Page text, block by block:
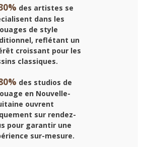
des artistes se
dans les
de style
reflétant un
croissant pour les
classiques.
des studios de
en Nouvelle-
ouvrent
sur rendez-
pour garantir une
sur-mesure.